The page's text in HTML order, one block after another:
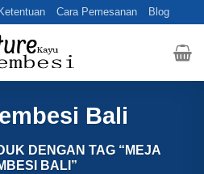
Cara Pemesanan Blog
Bali
DENGAN TAG “MEJA
BALI”